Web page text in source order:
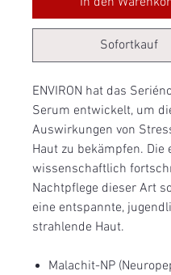
Sofortkauf
ENVIRON hat das
Serum entwickelt, um
Auswirkungen von
Haut zu bekämpfen. Die
wissenschaftlich
Nachtpflege dieser Art
eine entspannte,
strahlende Haut.
Malachit-NP